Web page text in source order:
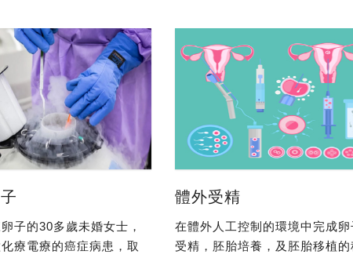
子的30多歲未婚女士，
療電療的癌症病患，取
體外受精
在體外人工控制的環境中完成卵
受精，胚胎培養，及胚胎移植的